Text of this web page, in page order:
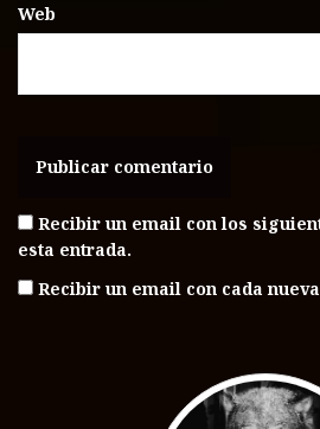
Web
Recibir un email con los
esta entrada.
Recibir un email con cada